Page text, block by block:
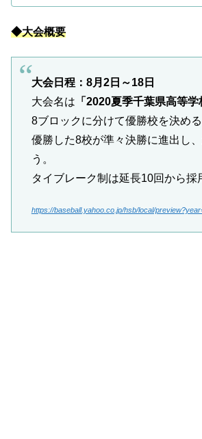
◆大会概要
大会日程：8月2日～18日
大会名は 「2020夏季千葉県高等学
8ブロックに分けて優勝校を決める
優勝した8校が準々決勝に進出し
う。
タイブレーク制は延長10回から採
https://baseball.yahoo.co.jp/hsb/local/